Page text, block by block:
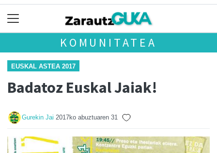
KOMUNITATEA
EUSKAL ASTEA 2017
Badatoz Euskal Jaiak!
Gurekin Jai 2017ko abuztuaren 31